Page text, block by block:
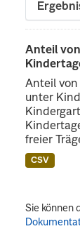
Anteil
Anteil
unter
freier
CSV
Sie können